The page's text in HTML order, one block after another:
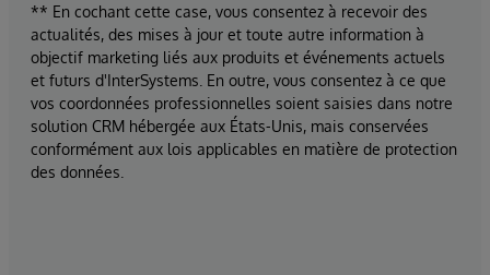
** En cochant cette case, vous consentez à recevoir des
actualités, des mises à jour et toute autre information à
objectif marketing liés aux produits et événements actuels
et futurs d'InterSystems. En outre, vous consentez à ce que
vos coordonnées professionnelles soient saisies dans notre
solution CRM hébergée aux États-Unis, mais conservées
conformément aux lois applicables en matière de protection
des données.